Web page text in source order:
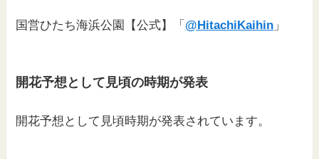
国営ひたち海浜公園【公式】「 @HitachiKaihin 」
開花予想として見頃の時期が発表
開花予想として見頃時期が発表されています。